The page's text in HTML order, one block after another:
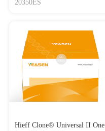
20350ES
Hieff Clone® Universal II One